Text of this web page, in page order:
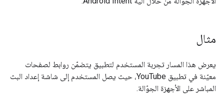
مثال
يعرض هذا المسار تجربة المستخدم لتطبيق يتضمّن روابط لصفحات
معيّنة في تطبيق YouTube، حيث يصل المستخدم إلى شاشة إعداد البث
المباشر على الأجهزة الجوّالة.